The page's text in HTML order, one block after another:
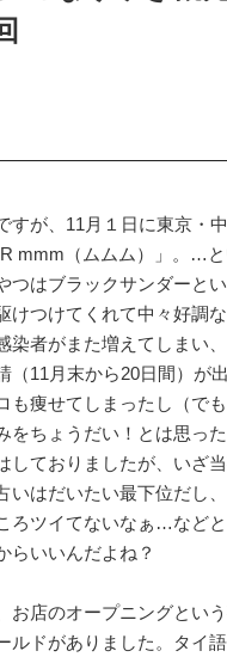
が、11月１日に東京・
mmm（ムムム）」。…
つはブラックサンダーと
けつけてくれて中々好調
染者がまた増えてしまい
（11月末から20日間）
も痩せてしまったし（で
をちょうだい！とは思っ
しておりましたが、いざ
いはだいたい最下位だし
ろツイてないなぁ…など
らいいんだよね？
店のオープニングとい
ルドがありました。タイ